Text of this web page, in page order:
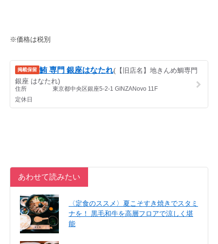
※価格は税別
あわせて読みたい
〈定食のススメ〉夏こそすき焼きでスタミ
ナを！ 黒毛和牛を高層フロアで涼しく堪
能